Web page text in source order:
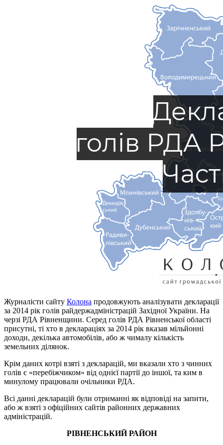
Журналісти сайту Колона продовжують аналізувати декларації
за 2014 рік голів райдержадміністрацій Західної України. На
черзі РДА Рівненщини. Серед голів РДА Рівненської області
присутні, ті хто в деклараціях за 2014 рік вказав мільйонні
доходи, декілька автомобілів, або ж чималу кількість
земельних ділянок.
Крім даних котрі взяті з декларацій, ми вказали хто з чинних
голів є «перебіжчиком» від однієї партії до іншої, та ким в
минулому працювали очільники РДА.
Всі данні декларацій були отриманні як відповіді на запити,
або ж взяті з офіційних сайтів районних державних
адміністрацій.
РІВНЕНСЬКИЙ РАЙОН